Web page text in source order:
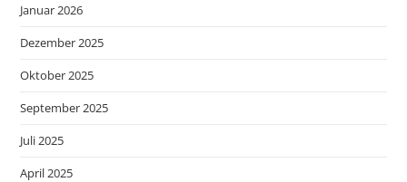
Januar 2026
Dezember 2025
Oktober 2025
September 2025
Juli 2025
April 2025